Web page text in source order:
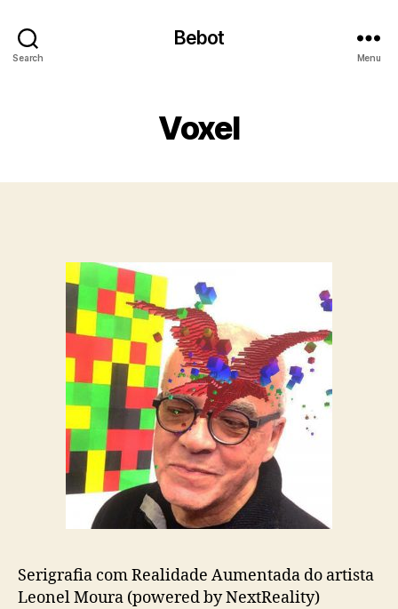
Search
Bebot
Menu
Voxel
Serigrafia com Realidade Aumentada do artista
Leonel Moura (powered by NextReality)